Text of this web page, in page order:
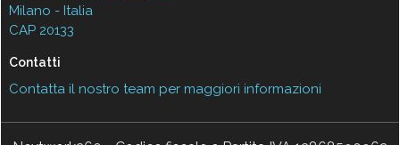
Milano - Italia
CAP 20133
Contatti
Contatta il nostro team per maggiori informazioni